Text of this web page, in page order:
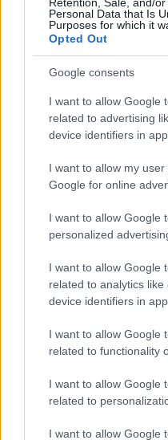
Personal Data that Is
Purposes for which it
Opted Out
Google consents
I want to allow Google
related to advertising
device identifiers in
I want to allow my
Google for online
I want to allow Google
personalized
I want to allow Google
related to analytics
device identifiers in
I want to allow Google
related to functionality
I want to allow Google
related to
I want to allow Google
probabilmente più dei
Mentre la May aveva
tentennamenti e i suoi
saputo ribaltare
soprattutto, ottimistica
senza accordo entro il
suoi avversari la
bizantinismi e
diceva di voler
deliver
palpabile la paura, la
scelta di lasciare
riduzione del danno
negoziati, venendo
la visione di una
anche l’opportunità di